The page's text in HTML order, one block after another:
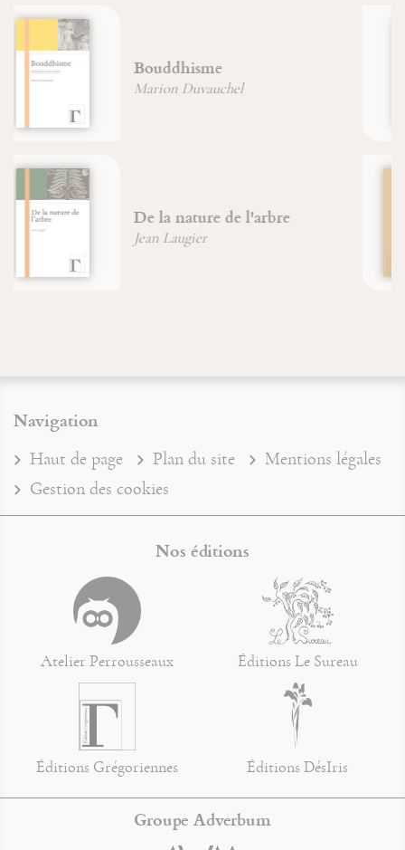
D'un Caucase chrétien au
Caucase musulman
Marion Duvauchel
Le livre de la nature humaine
Jean-François Froger
Navigation
Haut de page Plan du site
Mentions légales
Gestion des cookies
Nos éditions
Atelier Perrousseaux Éditions Le Sureau
Éditions Grégoriennes Éditions DésIris
Groupe Adverbum